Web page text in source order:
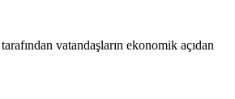
vatandaşların ekonomik açıdan